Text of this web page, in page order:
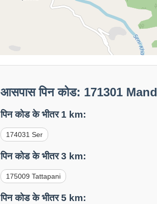
आसपास पिन कोड: 171301
पिन कोड के भीतर 1 km:
174031 Ser
पिन कोड के भीतर 3 km:
175009 Tattapani
पिन कोड के भीतर 5 km: